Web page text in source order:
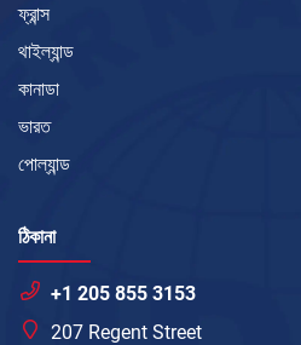
ফ্রান্স
থাইল্যান্ড
কানাডা
ভারত
পোল্যান্ড
ঠিকানা
+1 205 855 3153
207 Regent Street